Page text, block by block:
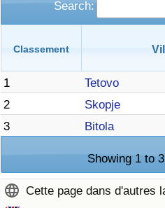
Search:
Classement
1 Tetovo
2
Skopje
3
Bitola
Showing 1 to
Cette page dans d'autres